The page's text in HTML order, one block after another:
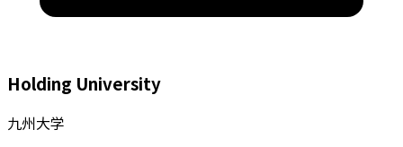
Holding University
九州大学